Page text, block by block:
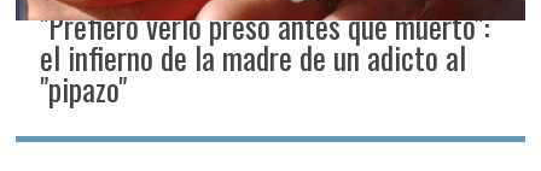
"Prefiero verlo preso antes que muerto":
el infierno de la madre de un adicto al
"pipazo"